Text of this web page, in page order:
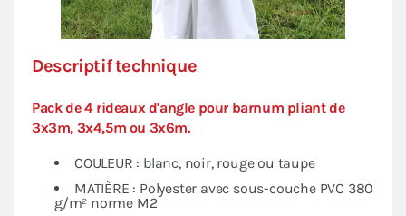
Descriptif technique
Pack de 4 rideaux d'angle pour barnum pliant de
3x3m, 3x4,5m ou 3x6m.
COULEUR : blanc, noir, rouge ou taupe
MATIÈRE : Polyester avec sous-couche PVC 380
g/m² norme M2